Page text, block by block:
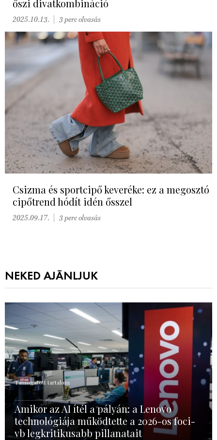
őszi divatkombináció
2025.10.13. 3 perc olvasás
Csizma és sportcipő keveréke: ez a megosztó
cipőtrend hódít idén ősszel
2025.09.17. 3 perc olvasás
NEKED AJÁNLJUK
Támogatott tartalom
Amikor az AI ítél a pályán: a Lenovo
technológiája működtette a 2026-os foci-
vb legkritikusabb pillanatait